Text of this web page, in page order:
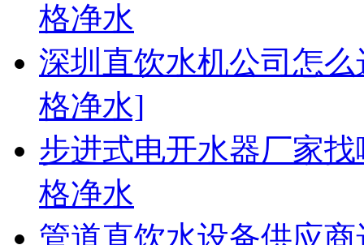
格净水
深圳直饮水机公司怎
格净水]
步进式电开水器厂家
格净水
管道直饮水设备供应